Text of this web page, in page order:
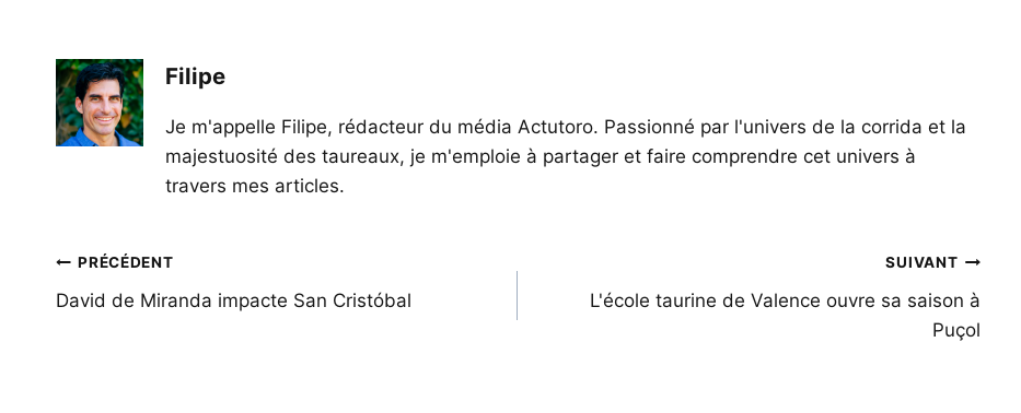
Filipe
Je m'appelle Filipe, rédacteur du média Actutoro. Passionné par l'univers de la corrida et la
majestuosité des taureaux, je m'emploie à partager et faire comprendre cet univers à
travers mes articles.
Navigation
de
PRÉCÉDENT
David de Miranda impacte San Cristóbal
SUIVANT
L'école taurine de Valence ouvre sa saison à
Puçol